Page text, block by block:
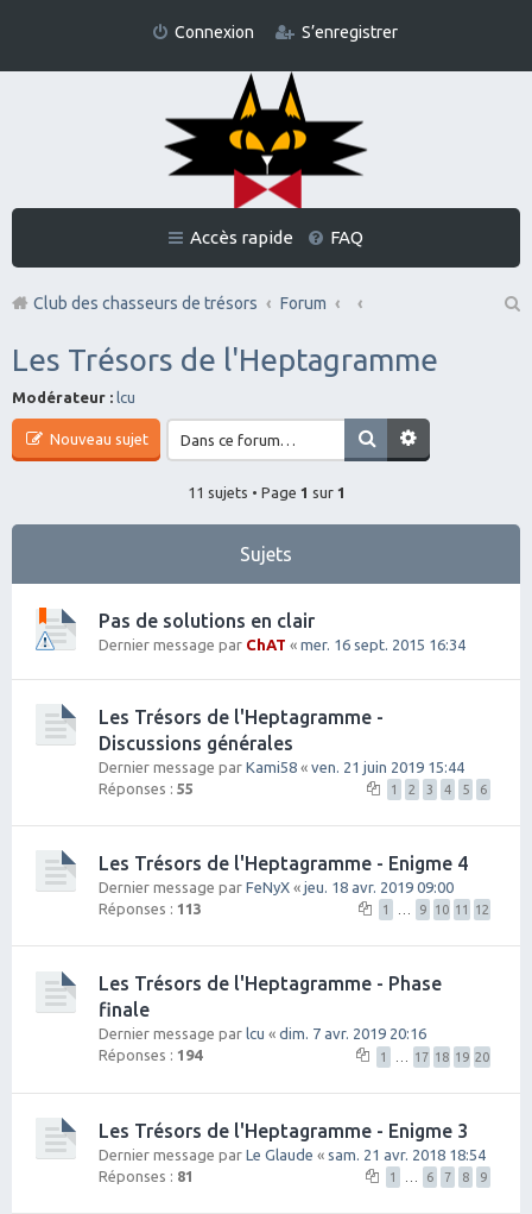
Connexion S’enregistrer
Accès rapide FAQ
Club des chasseurs de trésors
Forum
Les Trésors de l'Heptagramme
Modérateur : lcu
Nouveau sujet
11 sujets • Page 1 sur 1
Sujets
Pas de solutions en clair
Dernier message par ChAT « mer. 16 sept. 2015 16:34
Les Trésors de l'Heptagramme -
Discussions générales
Dernier message par Kami58 « ven. 21 juin 2019 15:44
Réponses : 55 1 2 3 4 5 6
Les Trésors de l'Heptagramme - Enigme 4
Dernier message par FeNyX « jeu. 18 avr. 2019 09:00
Réponses : 113 1 … 9 10 11 12
Les Trésors de l'Heptagramme - Phase
finale
Dernier message par lcu « dim. 7 avr. 2019 20:16
Réponses : 194 1 17 18 19 20
Les Trésors de l'Heptagramme - Enigme 3
Dernier message par Le Glaude « sam. 21 avr. 2018 18:54
Réponses : 81 1 6 7 8 9